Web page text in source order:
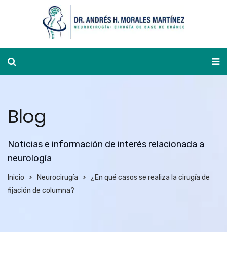
Blog
Noticias e información de interés relacionada a
neurología
Inicio Neurocirugía
¿En qué casos se realiza la cirugía de
fijación de columna?